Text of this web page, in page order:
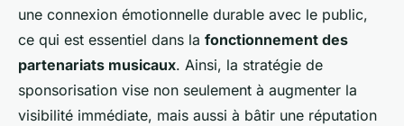
une connexion émotionnelle durable avec le public,
ce qui est essentiel dans la fonctionnement des
partenariats musicaux. Ainsi, la stratégie de
sponsorisation vise non seulement à augmenter la
visibilité immédiate, mais aussi à bâtir une réputation